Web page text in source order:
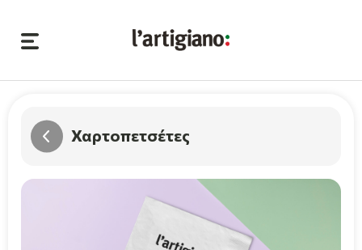
Χαρτοπετσέτες